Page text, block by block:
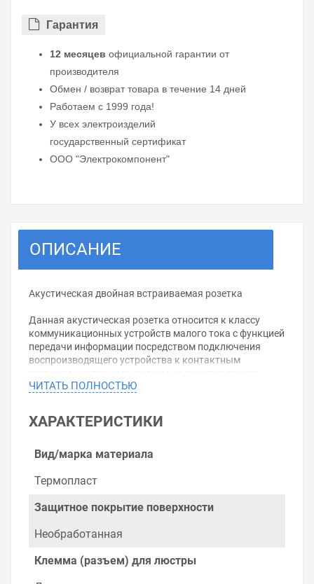
Гарантия
12 месяцев официальной гарантии от
производителя
Обмен / возврат товара в течение 14 дней
Работаем с 1999 года!
У всех электроизделий
государственный сертификат
ООО "Электрокомпонент"
ОПИСАНИЕ
Акустическая двойная встраиваемая розетка
Данная акустическая розетка относится к классу
коммуникационных устройств малого тока с функцией
передачи информации посредством подключения
воспроизводящего устройства к контактным
Подобное изделие входит серию Атлас Дизайн,
Шнайдер Электрик.
поддерживает общий дизайн оформления внешнего
форме правильного четырехугольника, окрашенного в
панель, - специальный унифицированный пластикат,
а также инертностью к воздействию отрицательных
(ультрафиолет), к тому же наделен бактерицидными
ЧИТАТЬ ПОЛНОСТЬЮ
ХАРАКТЕРИСТИКИ
Вид/марка материала
Термопласт
Защитное покрытие поверхности
Необработанная
Клемма (разъем) для люстры